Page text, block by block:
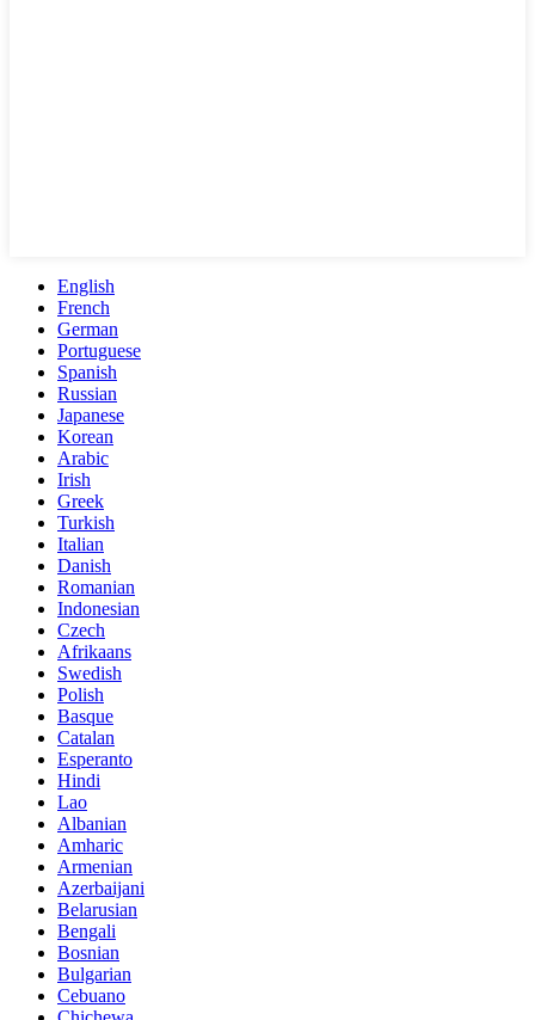
English
French
German
Portuguese
Spanish
Russian
Japanese
Korean
Arabic
Irish
Greek
Turkish
Italian
Danish
Romanian
Indonesian
Czech
Afrikaans
Swedish
Polish
Basque
Catalan
Esperanto
Hindi
Lao
Albanian
Amharic
Armenian
Azerbaijani
Belarusian
Bengali
Bosnian
Bulgarian
Cebuano